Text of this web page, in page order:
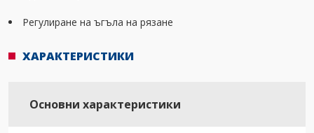
Регулиране на ъгъла на рязане
ХАРАКТЕРИСТИКИ
Основни характеристики